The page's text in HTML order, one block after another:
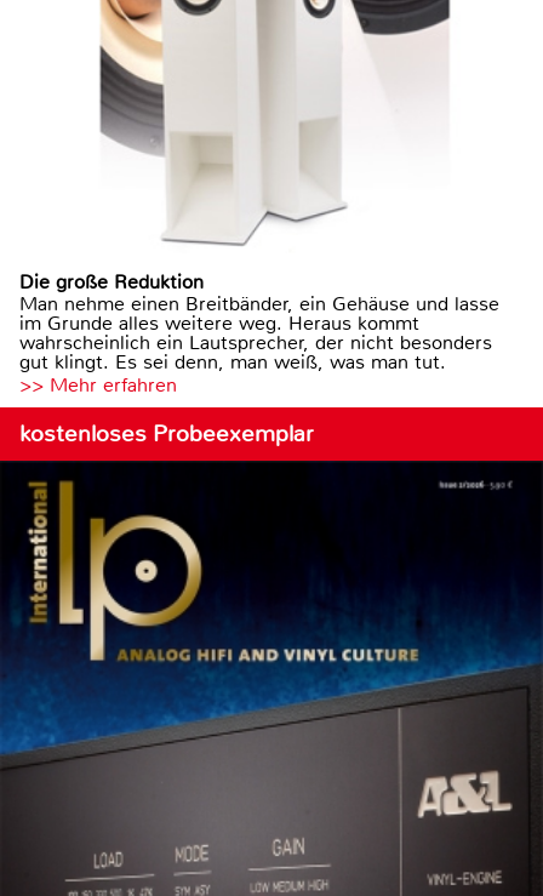
Die große Reduktion
Man nehme einen Breitbänder, ein Gehäuse und lasse
im Grunde alles weitere weg. Heraus kommt
wahrscheinlich ein Lautsprecher, der nicht besonders
gut klingt. Es sei denn, man weiß, was man tut.
>> Mehr erfahren
kostenloses Probeexemplar